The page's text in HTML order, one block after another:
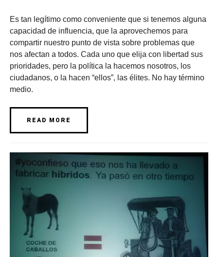
Es tan legítimo como conveniente que si tenemos alguna
capacidad de influencia, que la aprovechemos para
compartir nuestro punto de vista sobre problemas que
nos afectan a todos. Cada uno que elija con libertad sus
prioridades, pero la política la hacemos nosotros, los
ciudadanos, o la hacen “ellos”, las élites. No hay término
medio.
READ MORE